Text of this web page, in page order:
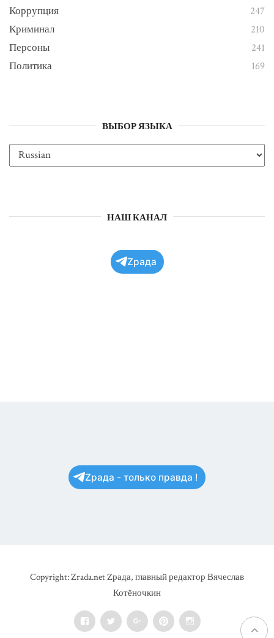
Коррупция
247
Криминал
210
Персоны
241
Политика
169
ВЫБОР ЯЗЫКА
НАШ КАНАЛ
Zрада
Zрада - только правда !
Copyright: Zrada.net Zрада, главный редактор Вячеслав
Котёночкин
FacebookTwitter Google+PinterestInstagram